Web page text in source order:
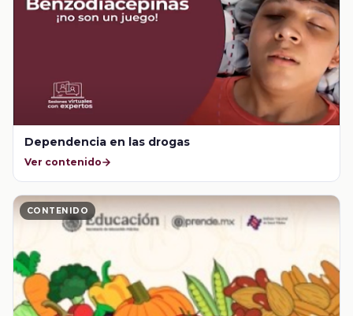
Dependencia en las drogas
Ver contenido
CONTENIDO